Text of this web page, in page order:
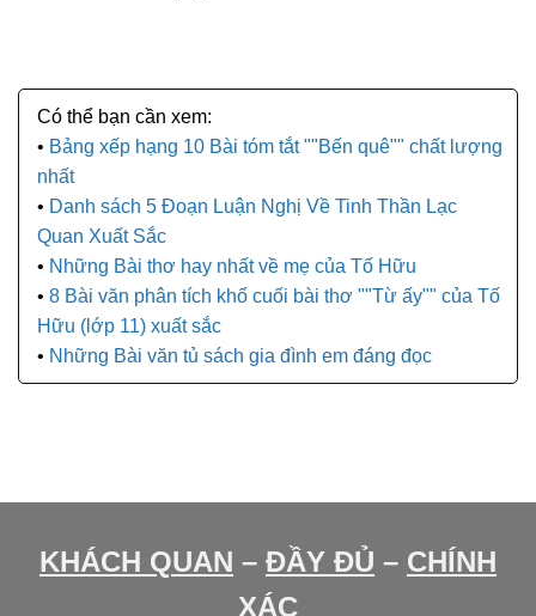
Bảng xếp hạng 10 Bài tóm tắt ""Bến quê"" chất lượng
nhất
Danh sách 5 Đoạn Luận Nghị Về Tinh Thần Lạc
Quan Xuất Sắc
Những Bài thơ hay nhất về mẹ của Tố Hữu
8 Bài văn phân tích khổ cuối bài thơ ""Từ ấy"" của Tố
Hữu (lớp 11) xuất sắc
Những Bài văn tủ sách gia đình em đáng đọc
KHÁCH QUAN – ĐẦY ĐỦ – CHÍNH
XÁC